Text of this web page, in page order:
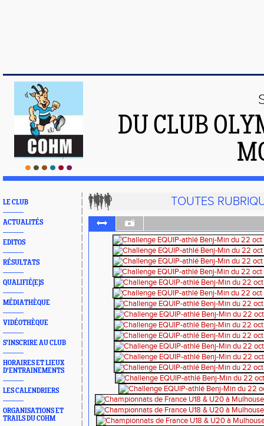
DU CLUB
LE CLUB
ACTUALITÉS
EDITOS
RÉSULTATS
QUALIFIÉ(E)S
MÉDIATHÈQUE
VIDÉOTHÈQUE
S'INSCRIRE AU CLUB
HORAIRES ET LIEUX
D'ENTRAINEMENTS
LES CALENDRIERS
ORGANISATIONS ET
TRAILS DU COHM
TOUTES